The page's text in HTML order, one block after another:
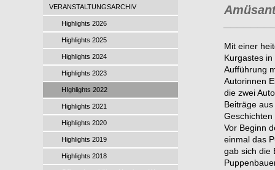
VERANSTALTUNGSARCHIV
Highlights 2026
Highlights 2025
Highlights 2024
Highlights 2023
HIghlights 2022
Highlights 2021
Highlights 2020
Highlights 2019
Highlights 2018
Mit einer
Kurgastes
Aufführung
Autorinnen
die zwei
Beiträge
Geschichten
Vor Beginn
einmal das
gab sich die